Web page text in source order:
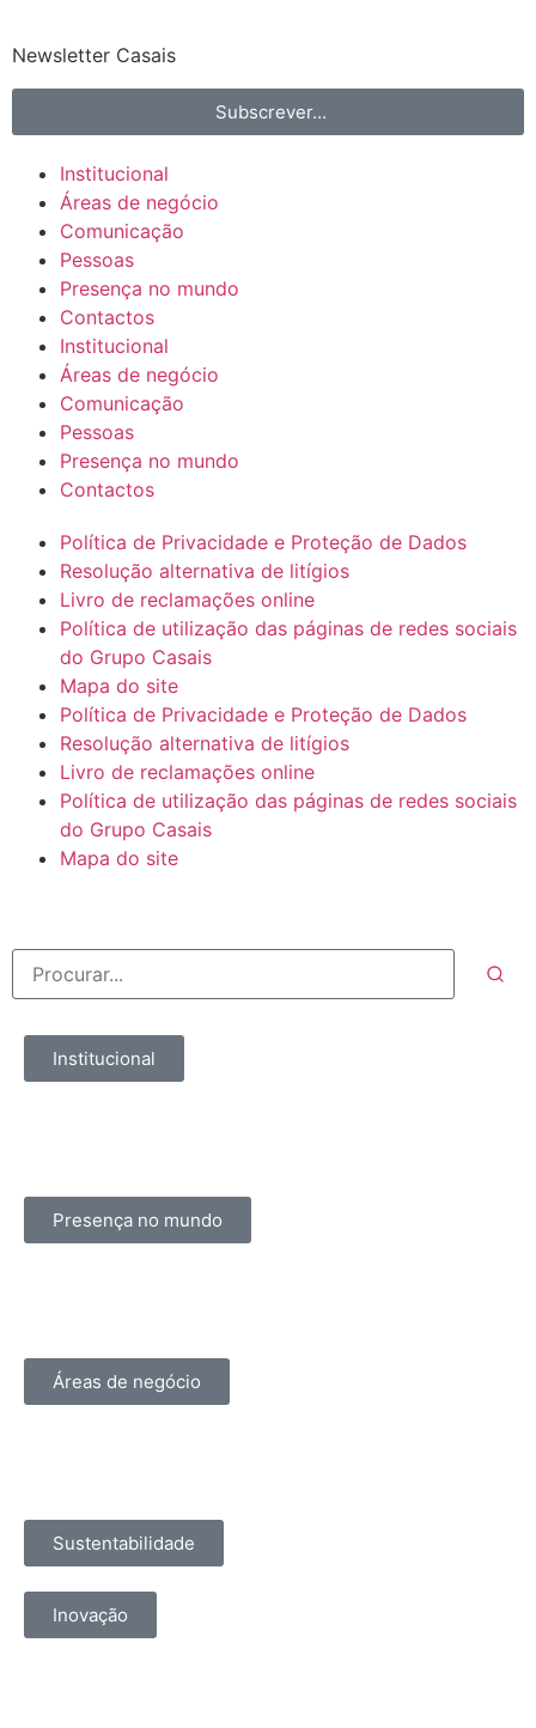
Newsletter Casais
Subscrever...
Institucional
Áreas de negócio
Comunicação
Pessoas
Presença no mundo
Contactos
Institucional
Áreas de negócio
Comunicação
Pessoas
Presença no mundo
Contactos
Política de Privacidade e Proteção de Dados
Resolução alternativa de litígios
Livro de reclamações online
Política de utilização das páginas de redes sociais
do Grupo Casais
Mapa do site
Política de Privacidade e Proteção de Dados
Resolução alternativa de litígios
Livro de reclamações online
Política de utilização das páginas de redes sociais
do Grupo Casais
Mapa do site
Institucional
Presença no mundo
Áreas de negócio
Sustentabilidade
Inovação